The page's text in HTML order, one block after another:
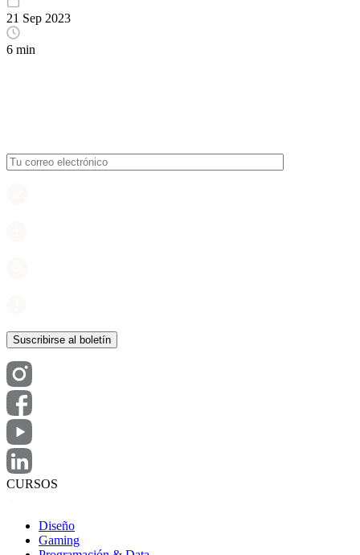
21 Sep 2023
6 min
CURSOS
Diseño
Gaming